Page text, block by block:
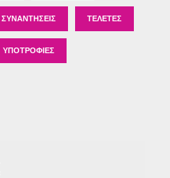
ΣΥΝΑΝΤΉΣΕΙΣ ΤΕΛΕΤΈΣ
ΥΠΟΤΡΟΦΊΕΣ